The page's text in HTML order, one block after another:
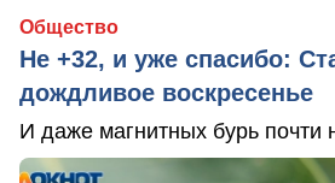
Общество
Не +32, и уже спасибо:
дождливое воскресенье
И даже магнитных бурь почти